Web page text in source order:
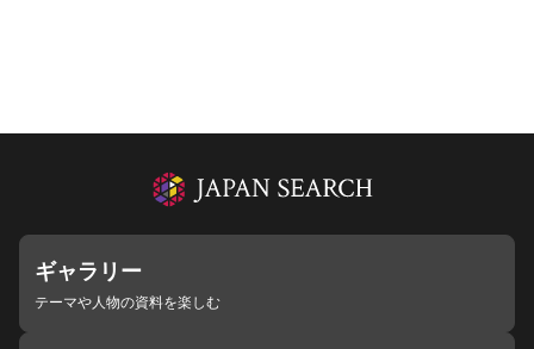
ギャラリー
テーマや人物の資料を楽しむ